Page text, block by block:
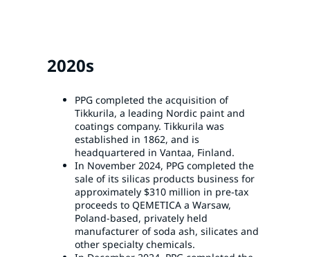
2020s
PPG completed the acquisition of
Tikkurila, a leading Nordic paint and
coatings company. Tikkurila was
established in 1862, and is
headquartered in Vantaa, Finland.
In November 2024, PPG completed the
sale of its silicas products business for
approximately $310 million in pre-tax
proceeds to QEMETICA a Warsaw,
Poland-based, privately held
manufacturer of soda ash, silicates and
other specialty chemicals.